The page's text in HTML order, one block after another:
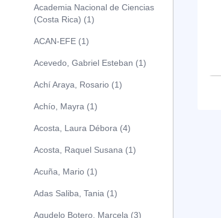
Academia Nacional de Ciencias
(Costa Rica) (1)
ACAN-EFE (1)
Acevedo, Gabriel Esteban (1)
Achí Araya, Rosario (1)
Achío, Mayra (1)
Acosta, Laura Débora (4)
Acosta, Raquel Susana (1)
Acuña, Mario (1)
Adas Saliba, Tania (1)
Agudelo Botero, Marcela (3)